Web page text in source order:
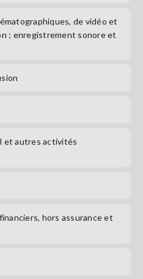
de vidéo et
; enregistrement sonore et
et autres activités
hors assurance et